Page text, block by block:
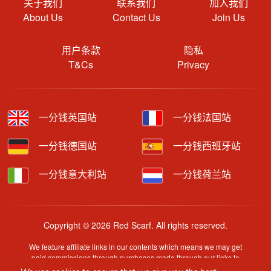
About Us
Contact Us
Join Us
用户条款
T&Cs
隐私
Privacy
一分钱英国站 一分钱法国站
一分钱德国站 一分钱西班牙站
一分钱意大利站 一分钱荷兰站
Copyright © 2026 Red Scarf. All rights reserved.
We feature affiliate links in our contents which means we may get
paid commissions through purchases made through our links to
retailer sites.